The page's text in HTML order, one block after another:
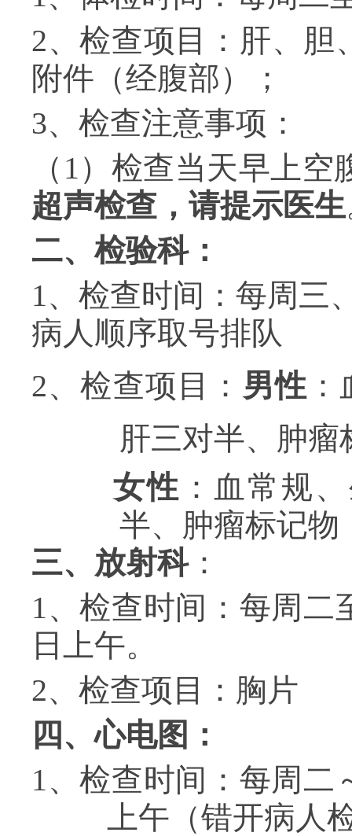
2、检查项目：肝、胆
附件（经腹部）；
3、检查注意事项：
（ 1）检查当天早上空
超声检查，请提示医生
二、检验科：
1、检查时间：每周三
病人顺序取号排队
2、检查项目： 男性 ：
肝三对半、 肿瘤
女性 ：血常规
半、肿瘤标记物
三、放射科：
1、检查时间：每周二
日上午。
2、检查项目：胸片
四、心电图：
1、检查时间：每周二
上午（错开病人